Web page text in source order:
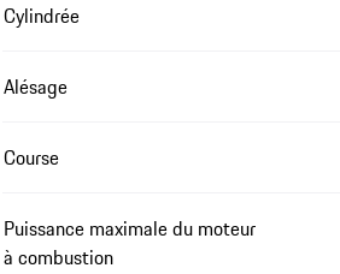
Cylindrée
Alésage
Course
Puissance maximale du moteur
à combustion